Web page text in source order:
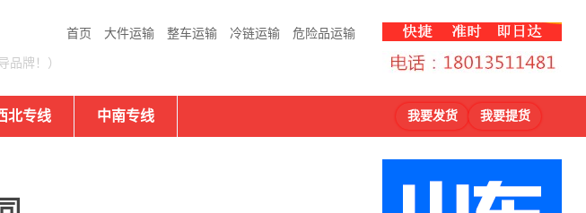
首页 大件运输 整车运输 冷链运输 危险品运输
品牌！）
北专线 中南专线 我要发货 我要提货